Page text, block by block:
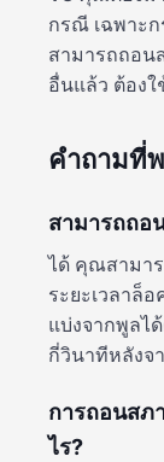
กรณี เฉพาะก
สามารถถอน
อื่นแล้ว ต้องใ
คำถามที่
สามารถถอ
ได้ คุณสามา
ระยะเวลาล็
แบ่งจากพูลไ
กี่วินาทีหลังจ
การถอนสภ
ไร?